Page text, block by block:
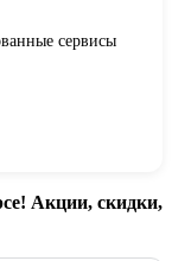
сервисы
Акции, скидки,